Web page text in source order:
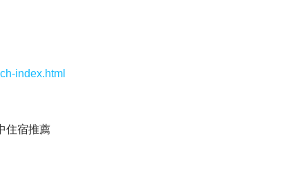
index.html
宿推薦